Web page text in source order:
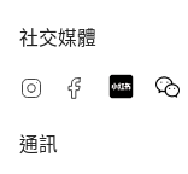
社交媒體
InstagramFacebook Snapchat
通訊